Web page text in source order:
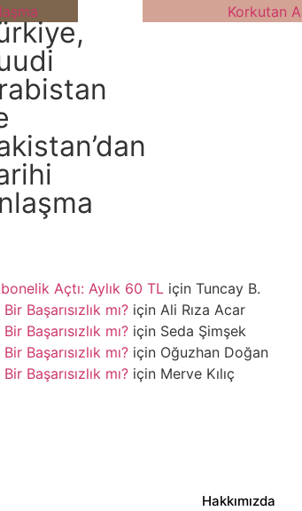
Açtı: Aylık 60 TL için Tuncay B.
Başarısızlık mı? için Ali Rıza Acar
Başarısızlık mı? için Seda Şimşek
Başarısızlık mı? için Oğuzhan Doğan
Başarısızlık mı? için Merve Kılıç
Hakkımızda